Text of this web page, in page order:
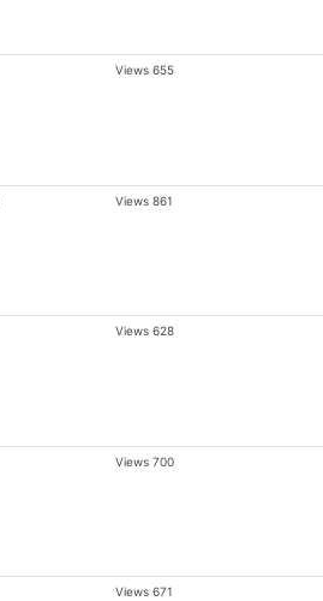
Views 655
Views 861
Views 628
Views 700
Views 671